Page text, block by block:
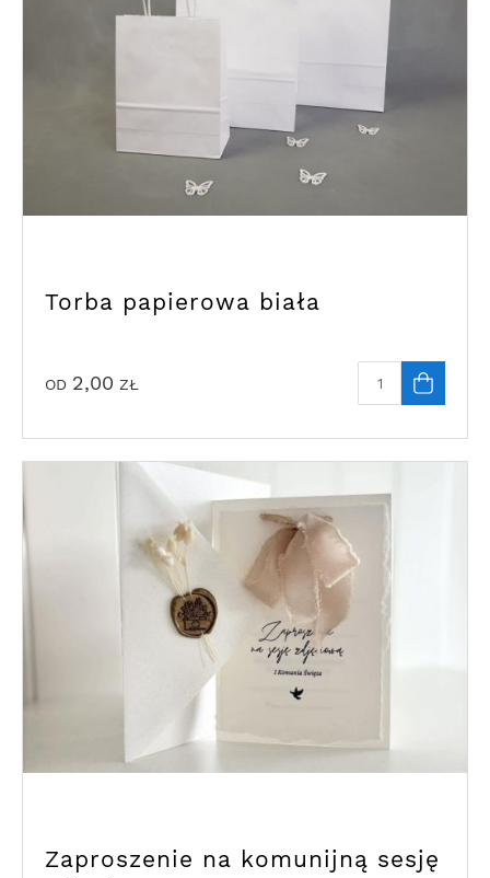
Torba papierowa biała
OD 2,00 ZŁ
Zaproszenie na komunijną sesję